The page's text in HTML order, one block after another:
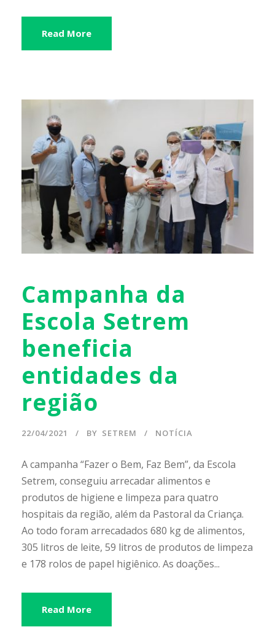
Read More
Campanha da
Escola Setrem
beneficia
entidades da
região
22/04/2021 BY SETREM NOTÍCIA
A campanha “Fazer o Bem, Faz Bem”, da Escola
Setrem, conseguiu arrecadar alimentos e
produtos de higiene e limpeza para quatro
hospitais da região, além da Pastoral da Criança.
Ao todo foram arrecadados 680 kg de alimentos,
305 litros de leite, 59 litros de produtos de limpeza
e 178 rolos de papel higiênico. As doações...
Read More